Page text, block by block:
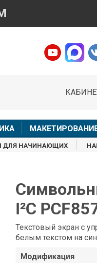
ДЛЯ НАЧИНАЮЩИХ
I²C
Текстовый экран с
белым текстом на
Модификация
×
500-14-56